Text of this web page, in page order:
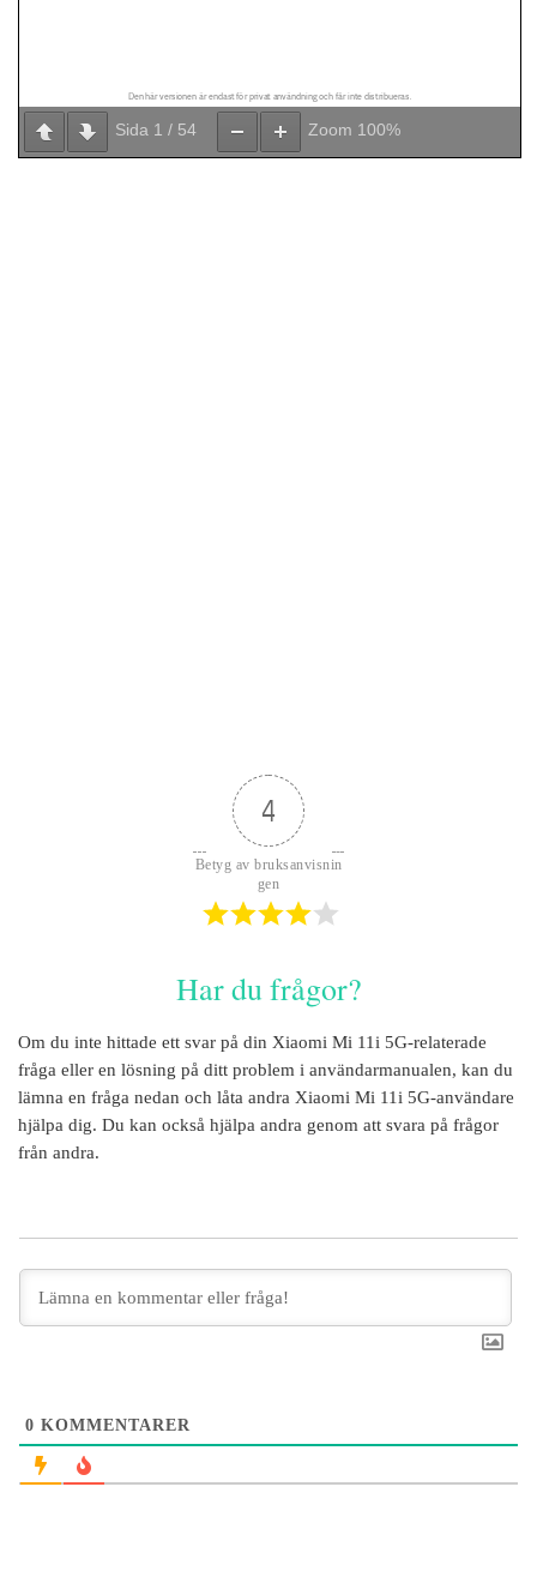
Sida 1 / 54 Zoom 100%
4
Betyg av bruksanvisnin
gen
Har du frågor?
Om du inte hittade ett svar på din Xiaomi Mi 11i 5G-relaterade
fråga eller en lösning på ditt problem i användarmanualen, kan du
lämna en fråga nedan och låta andra Xiaomi Mi 11i 5G-användare
hjälpa dig. Du kan också hjälpa andra genom att svara på frågor
från andra.
0 KOMMENTARER